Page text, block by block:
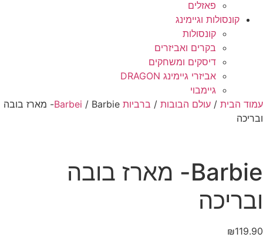
פאזלים
קונסולות וגיימינג
קונסולות
בקרים ואביזרים
דיסקים ומשחקים
אביזרי גיימינג DRAGON
גיימבוי
הבית/עולם הבובות/ברביות Barbei
/ Barbie- מארז בובה
Barbie- מארז בובה
₪